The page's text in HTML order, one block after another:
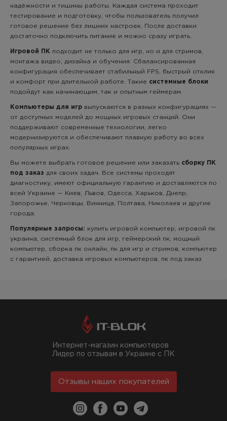
надёжности и тишины работы. Каждая система проходит
тестирование и подготовку, чтобы пользователь получил
готовое решение без лишних настроек. После доставки
достаточно подключить питание и можно сразу играть.
Игровой ПК подходит не только для игр, но и для стримов,
монтажа видео, дизайна и обучения. Сбалансированная
конфигурация обеспечивает стабильный FPS, быстрый отклик
и комфорт при длительной работе. Такие системные блоки
подойдут как начинающим, так и опытным геймерам.
Компьютеры для игр выпускаются в разных конфигурациях —
от доступных моделей до мощных игровых станций. Они
поддерживают современные технологии, легко
модернизируются и обеспечивают плавную работу во всех
популярных играх.
Вы можете выбрать готовое решение или заказать сборку ПК
под заказ для своих задач. Все системы проходят
диагностику, имеют официальную гарантию и доставляются по
всей Украине — Киев, Львов, Одесса, Харьков, Днепр,
Запорожье, Черновцы, Винница, Полтава, Николаев и другие
города.
Популярные запросы: купить игровой компьютер, игровой пк
украина, системный блок для игр, геймерский пк, мощный
компьютер, сборка пк онлайн, пк для игр и стримов, компьютер
с гарантией, доставка игровых компьютеров, пк под заказ
Интернет-магазин компьютеров
Лидер по отзывам в Украине с ПК
Отзывы наших покупателей